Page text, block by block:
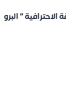
الاحترافية ” البرو